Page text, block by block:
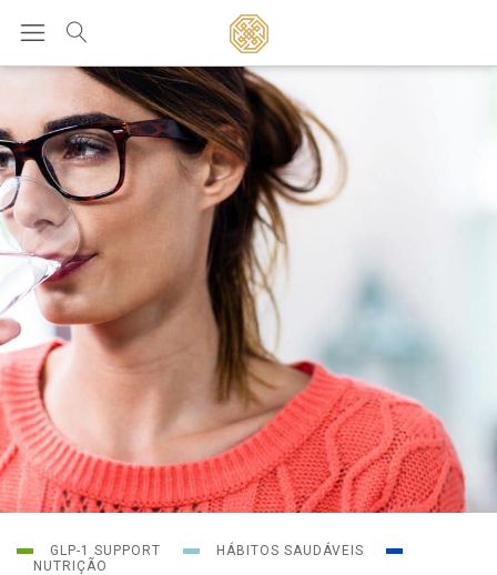
GLP-1 SUPPORT
HÁBITOS SAUDÁVEIS
NUTRIÇÃO